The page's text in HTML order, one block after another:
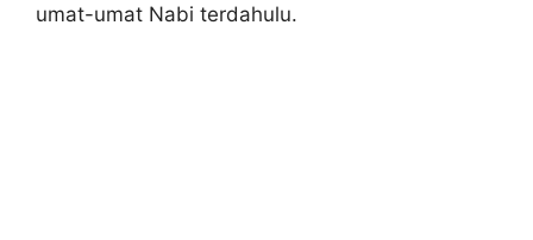
umat-umat Nabi terdahulu.